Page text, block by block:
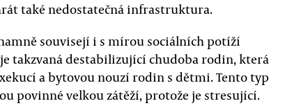
také nedostatečná infrastruktura.
souvisejí i s mírou sociálních potíží
takzvaná destabilizující chudoba rodin, která
a bytovou nouzí rodin s dětmi. Tento typ
povinné velkou zátěží, protože je stresující.